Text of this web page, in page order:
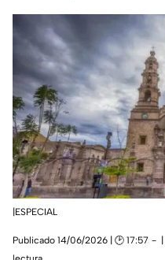
|ESPECIAL
Publicado 14/06/2026 | 🕑 17:57